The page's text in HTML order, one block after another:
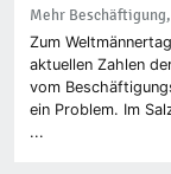
Mehr
Zum
aktuellen Zahlen
vom
ein Problem. Im
...